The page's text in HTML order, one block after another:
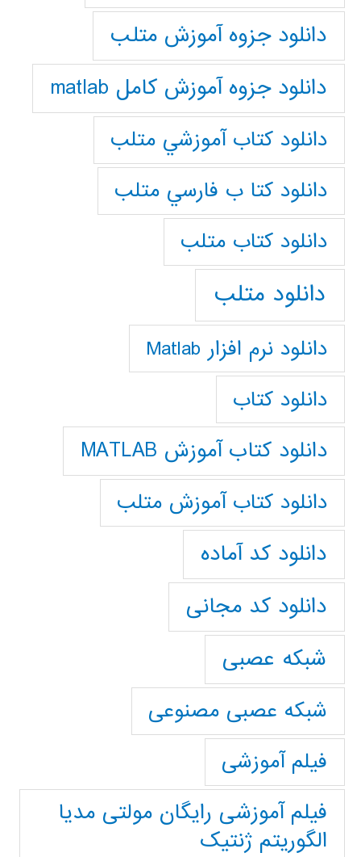
دانلود جزوه آموزش متلب
دانلود جزوه آموزش کامل matlab
دانلود كتاب آموزشي متلب
دانلود كتا ب فارسي متلب
دانلود كتاب متلب
دانلود متلب
دانلود نرم افزار Matlab
دانلود کتاب
دانلود کتاب آموزش MATLAB
دانلود کتاب آموزش متلب
دانلود کد آماده
دانلود کد مجانی
شبکه عصبی
شبکه عصبی مصنوعی
فیلم آموزشی
فیلم آموزشی رایگان مولتی مدیا
الگوریتم ژنتیک